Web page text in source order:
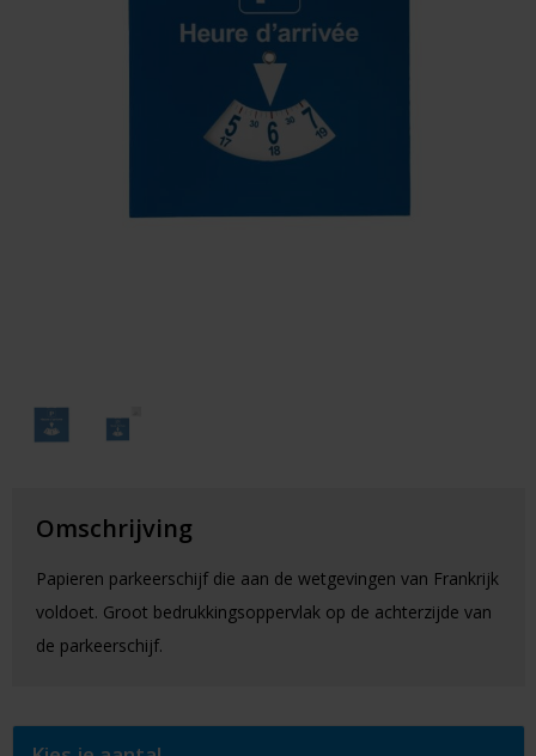
Huis & Lifestyle
Auto & Veiligheid
Gezondheid & Verzorging
Omschrijving
Papieren parkeerschijf die aan de wetgevingen van Frankrijk
voldoet. Groot bedrukkingsoppervlak op de achterzijde van
de parkeerschijf.